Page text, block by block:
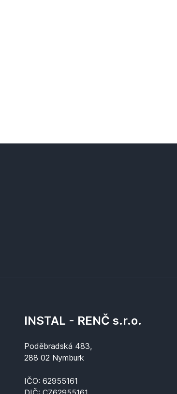
INSTAL - RENČ s.r.o.
Poděbradská 483,
288 02 Nymburk
IČO: 62955161